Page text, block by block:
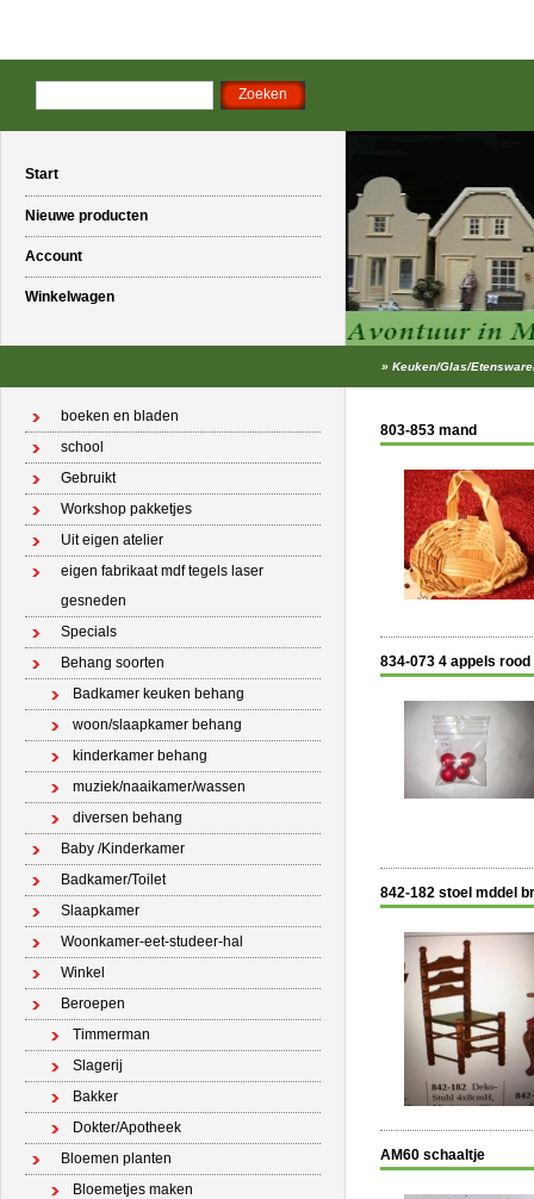
Start
Nieuwe producten
Account
Winkelwagen
» Keuken/Glas/
boeken en bladen
school
Gebruikt
Workshop pakketjes
Uit eigen atelier
eigen fabrikaat mdf tegels laser
gesneden
Specials
Behang soorten
Badkamer keuken behang
woon/slaapkamer behang
kinderkamer behang
muziek/naaikamer/wassen
diversen behang
Baby /Kinderkamer
Badkamer/Toilet
Slaapkamer
Woonkamer-eet-studeer-hal
Winkel
Beroepen
Timmerman
Slagerij
Bakker
Dokter/Apotheek
Bloemen planten
Bloemetjes maken
803-853 mand
834-073 4 appels rood
842-182 stoel mddel
AM60 schaaltje